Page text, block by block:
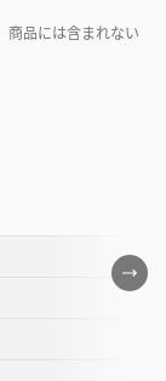
商品には含まれない
こ
の